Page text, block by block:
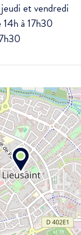
et vendredi
à 17h30